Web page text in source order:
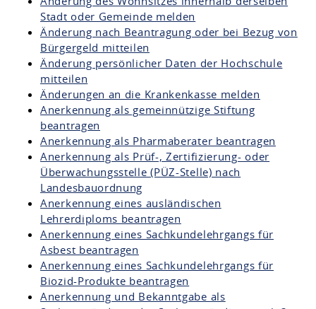
Stadt oder Gemeinde melden
Änderung nach Beantragung oder bei Bezug von
Bürgergeld mitteilen
Änderung persönlicher Daten der Hochschule
mitteilen
Änderungen an die Krankenkasse melden
Anerkennung als gemeinnützige Stiftung
beantragen
Anerkennung als Pharmaberater beantragen
Anerkennung als Prüf-, Zertifizierung- oder
Überwachungsstelle (PÜZ-Stelle) nach
Landesbauordnung
Anerkennung eines ausländischen
Lehrerdiploms beantragen
Anerkennung eines Sachkundelehrgangs für
Asbest beantragen
Anerkennung eines Sachkundelehrgangs für
Biozid-Produkte beantragen
Anerkennung und Bekanntgabe als